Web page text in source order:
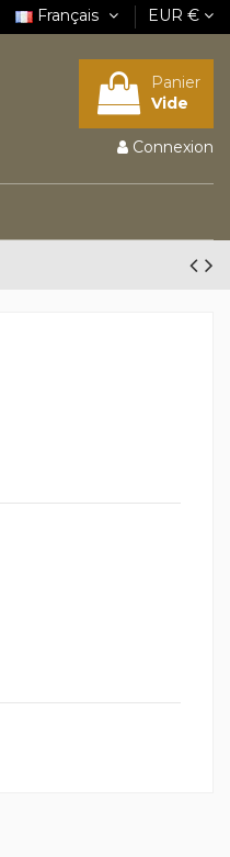
Français EUR €
Panier
Vide
Connexion